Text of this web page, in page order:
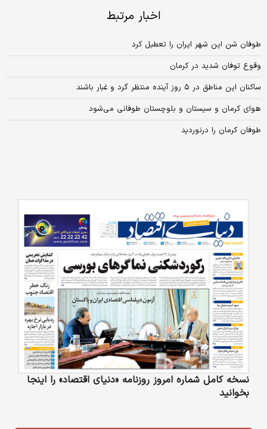
اخبار مرتبط
طوفان شن این شهر ایران را تعطیل کرد
وقوع توفان شدید در کرمان
ساکنان این مناطق در ۵ روز آینده منتظر گرد و غبار باشند
هوای کرمان و سیستان و بلوچستان طوفانی می‌شود
طوفان کرمان را درنوردید
نسخه کامل شماره امروز روزنامه «دنیای‌ اقتصاد» را اینجا
بخوانید